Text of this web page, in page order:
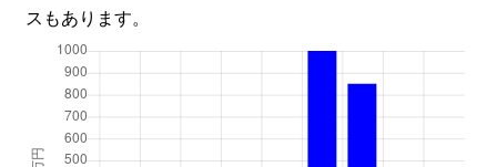
スもあります。